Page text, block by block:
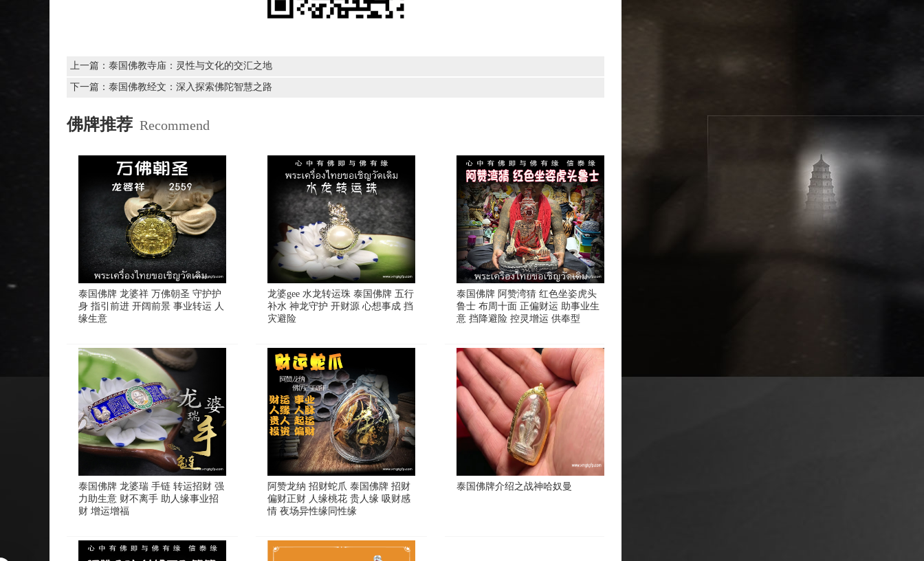
上一篇： 泰国佛教寺庙：灵性与文化的交汇之地
下一篇： 泰国佛教经文：深入探索佛陀智慧之路
佛牌推荐 Recommend
泰国佛牌 龙婆祥 万佛朝圣 守护护
身 指引前进 开阔前景 事业转运 人
缘生意
龙婆gee 水龙转运珠 泰国佛牌 五行
补水 神龙守护 开财源 心想事成 挡
灾避险
泰国佛牌 阿赞湾猜 红色坐姿虎头
鲁士 布周十面 正偏财运 助事业生
意 挡降避险 控灵增运 供奉型
泰国佛牌 龙婆瑞 手链 转运招财 强
力助生意 财不离手 助人缘事业招
财 增运增福
阿赞龙纳 招财蛇爪 泰国佛牌 招财
偏财正财 人缘桃花 贵人缘 吸财感
情 夜场异性缘同性缘
泰国佛牌介绍之战神哈奴曼